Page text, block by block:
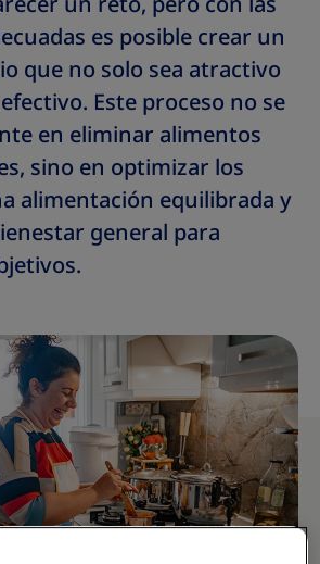
es posible crear un
que no solo sea atractivo
Este proceso no se
en eliminar alimentos
sino en optimizar los
alimentación equilibrada y
general para